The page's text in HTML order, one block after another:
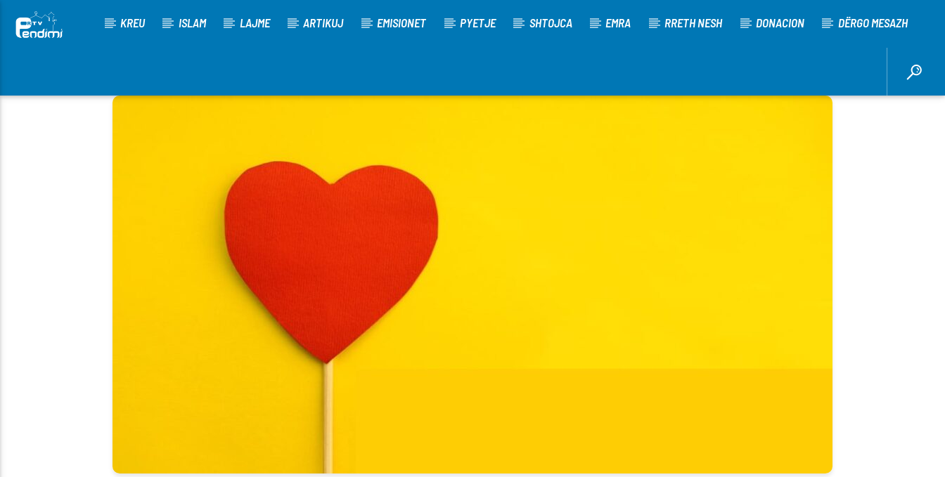
KREU ISLAM LAJME ARTIKUJ EMISIONET PYETJE SHTOJCA EMRA RRETH NESH DONACION DËRGO MESAZH
[There are no radio stations in the database]